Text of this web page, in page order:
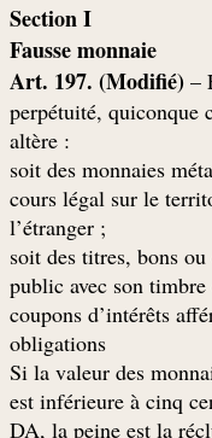
Section I
Fausse monnaie
Art. 197. (Modifié) –
perpétuité, quiconque
: altère
1- soit des monnaies
cours légal sur le
; l’étranger
2- soit des titres, bons
public avec son
.coupons d’intérêts
obligations
(Si la valeur des
est inférieure à cinq
DA, la peine est la